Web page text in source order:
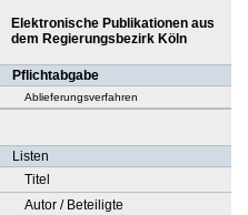
Elektronische Publikationen aus
dem Regierungsbezirk Köln
Pflichtabgabe
Ablieferungsverfahren
Listen
Titel
Autor / Beteiligte